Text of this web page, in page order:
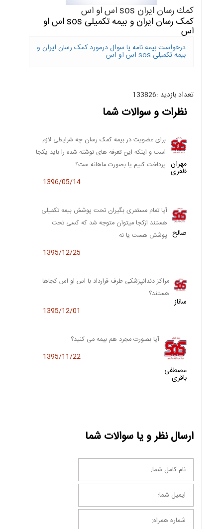
كمك رسان ايران sos اس او اس
کمک رسان ایران و بیمه تکمیلی sos اس او
اس
درخواست بیمه نامه یا سوال درمورد کمک رسان ایران و
بیمه تکمیلی sos اس او اس
تعداد بازدید :133826
نظرات و سوالات شما
مهران
ظفری
برای عضویت در بیمه کمک رسان چه شرایطی لازم
است و اینکه این تعرفه های نوشته شده را باید یکجا
پرداخت کنیم یا بصورت ماهانه ست؟
1396/05/14
صالح
آیا تمام مستمری بگیران تحت پوشش بیمه تکمیلی
هستند ازکجا میتوان متوجه شد که کسی تحت
پوشش هست یا نه
1395/12/25
ساناز
مراکز دندانپزشکی طرف قرارداد با اس او اس کجاها
هستند؟
1395/12/01
مصطفی
باقری
آیا بصورت مجرد هم بیمه می کنید؟
1395/11/22
ارسال نظر و یا سوالات شما